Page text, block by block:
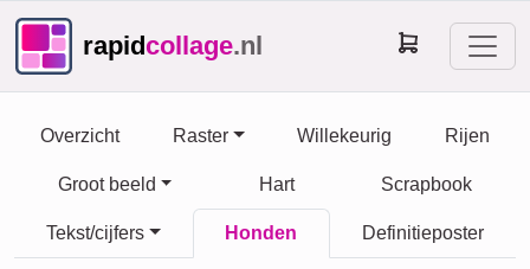
rapidcollage.nl
Overzicht Raster Willekeurig Rijen
Groot beeld Hart Scrapbook
Tekst/cijfers Honden Definitieposter